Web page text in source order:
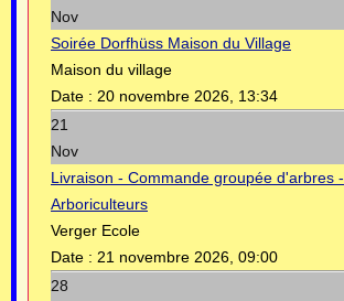
Nov
Soirée Dorfhüss Maison du Village
Maison du village
Date : 20 novembre 2026, 13:34
21
Nov
Livraison - Commande groupée d'arbres -
Arboriculteurs
Verger Ecole
Date : 21 novembre 2026, 09:00
28